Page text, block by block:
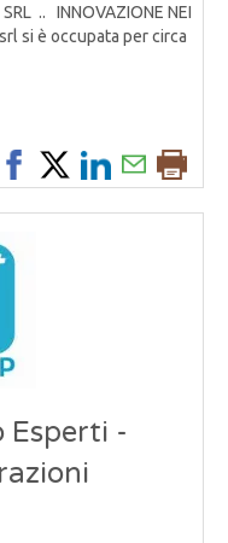
.. INNOVAZIONE NEI
si è occupata per circa
Esperti -